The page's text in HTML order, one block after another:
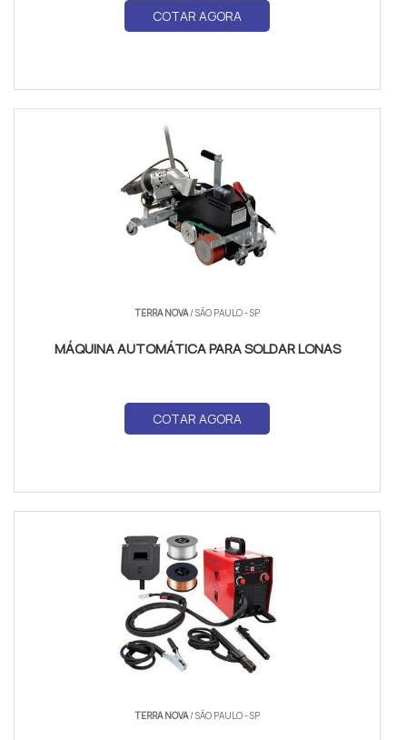
COTAR AGORA
TERRA NOVA/ SÃO PAULO - SP
MÁQUINA AUTOMÁTICA PARA SOLDAR LONAS
COTAR AGORA
TERRA NOVA/ SÃO PAULO - SP